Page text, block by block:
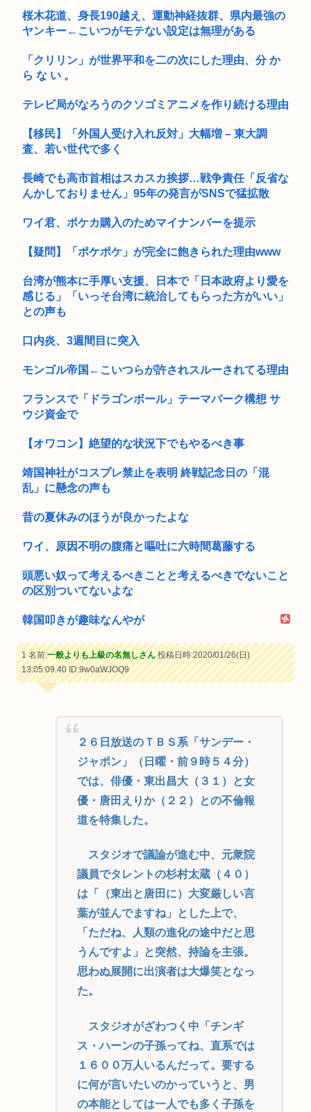
【動画】役満ボディ・岡田紗佳(32)、ダンスで乳が大暴れ！
ペルソナ、お尻ゲームnikkeとコラボしたのに全くケツを揺ら
【台風15号】クルッた進路へ！茨城で上陸し栃木、群馬、新
潟、富山...
桜木花道、身長190越え、運動神経抜群、県内最強の
ヤンキー←こいつがモテない設定は無理がある
「クリリン」が世界平和を二の次にした理由、分 か
ら な い 。
テレビ局がなろうのクソゴミアニメを作り続ける理由
【移民】「外国人受け入れ反対」大幅増 – 東大調
査、若い世代で多く
長崎でも高市首相はスカスカ挨拶…戦争責任「反省な
んかしておりません」95年の発言がSNSで猛拡散
ワイ君、ポケカ購入のためマイナンバーを提示
【疑問】「ポケポケ」が完全に飽きられた理由www
台湾が熊本に手厚い支援、日本で「日本政府より愛を
感じる」「いっそ台湾に統治してもらった方がいい」
との声も
口内炎、3週間目に突入
モンゴル帝国←こいつらが許されスルーされてる理由
フランスで「ドラゴンボール」テーマパーク構想 サ
ウジ資金で
【オワコン】絶望的な状況下でもやるべき事
靖国神社がコスプレ禁止を表明 終戦記念日の「混
乱」に懸念の声も
昔の夏休みのほうが良かったよな
ワイ、原因不明の腹痛と嘔吐に六時間葛藤する
頭悪い奴って考えるべきことと考えるべきでないこと
の区別ついてないよな
韓国叩きが趣味なんやが
1 名前:一般よりも上級の名無しさん投稿日時:2020/01/26(日)
13:05:09.40ID:9w0aWJOQ9
２６日放送のＴＢＳ系「サンデー・
ジャポン」（日曜・前９時５４分）
では、俳優・東出昌大（３１）と女
優・唐田えりか（２２）との不倫報
道を特集した。
スタジオで議論が進む中、元衆院
議員でタレントの杉村太蔵（４０）
は「（東出と唐田に）大変厳しい言
葉が並んでますね」とした上で、
「ただね、人類の進化の途中だと思
うんですよ」と突然、持論を主張。
思わぬ展開に出演者は大爆笑となっ
た。
スタジオがざわつく中「チンギ
ス・ハーンの子孫ってね、直系では
１６００万人いるんだって。要する
に何が言いたいのかっていうと、男
の本能としては一人でも多く子孫を